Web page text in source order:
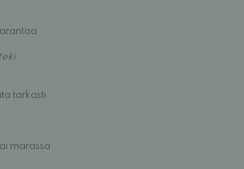
tarkasti
märässä